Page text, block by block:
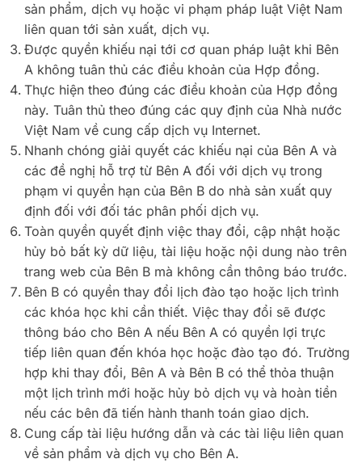
sản phẩm, dịch vụ hoặc vi phạm pháp luật Việt Nam
liên quan tới sản xuất, dịch vụ.
Được quyền khiếu nại tới cơ quan pháp luật khi Bên
A không tuân thủ các điều khoản của Hợp đồng.
Thực hiện theo đúng các điều khoản của Hợp đồng
này. Tuân thủ theo đúng các quy định của Nhà nước
Việt Nam về cung cấp dịch vụ Internet.
Nhanh chóng giải quyết các khiếu nại của Bên A và
các đề nghị hỗ trợ từ Bên A đối với dịch vụ trong
phạm vi quyền hạn của Bên B do nhà sản xuất quy
định đối với đối tác phân phối dịch vụ.
Toàn quyền quyết định việc thay đổi, cập nhật hoặc
hủy bỏ bất kỳ dữ liệu, tài liệu hoặc nội dung nào trên
trang web của Bên B mà không cần thông báo trước.
Bên B có quyền thay đổi lịch đào tạo hoặc lịch trình
các khóa học khi cần thiết. Việc thay đổi sẽ được
thông báo cho Bên A nếu Bên A có quyền lợi trực
tiếp liên quan đến khóa học hoặc đào tạo đó. Trường
hợp khi thay đổi, Bên A và Bên B có thể thỏa thuận
một lịch trình mới hoặc hủy bỏ dịch vụ và hoàn tiền
nếu các bên đã tiến hành thanh toán giao dịch.
Cung cấp tài liệu hướng dẫn và các tài liệu liên quan
về sản phẩm và dịch vụ cho Bên A.